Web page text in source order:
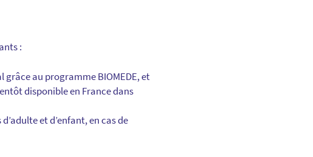
:
au programme BIOMEDE, et
disponible en France dans
et d’enfant, en cas de